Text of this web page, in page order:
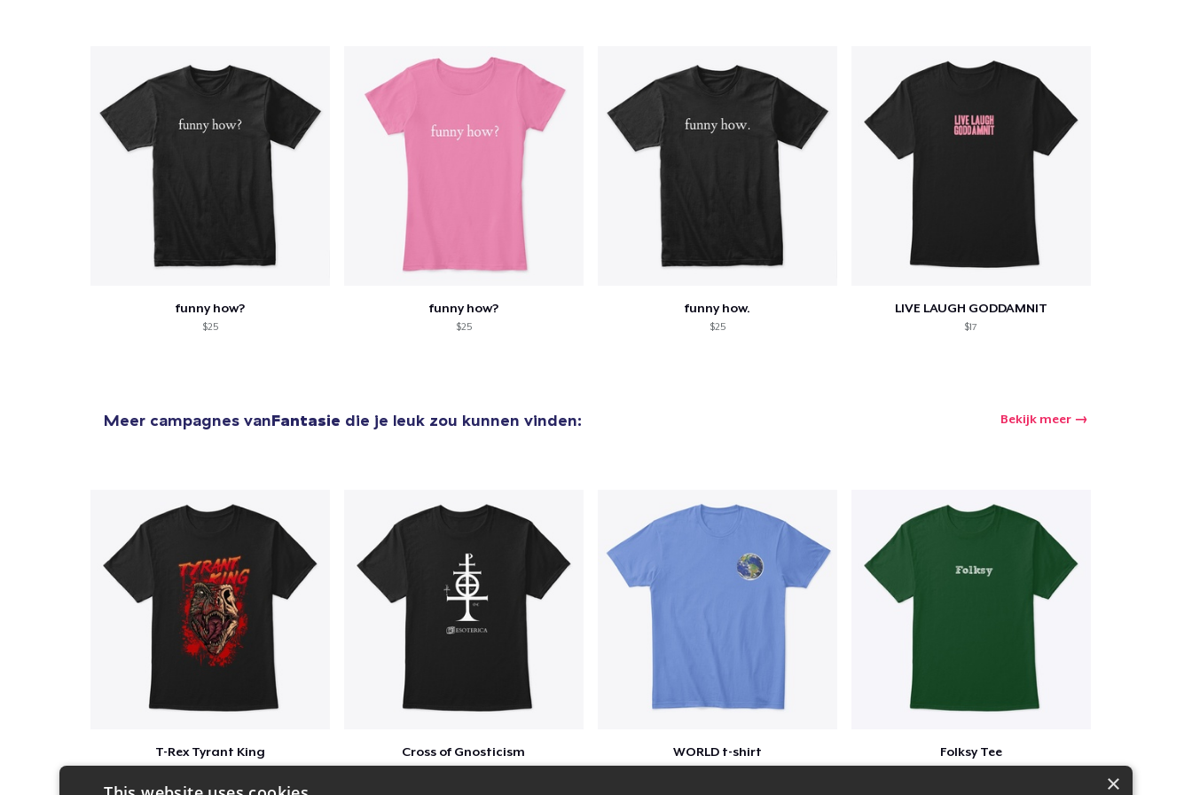
funny how?
$25
funny how?
$25
funny how.
$25
LIVE LAUGH GODDAMNIT
$17
Meer campagnes vanFantasie die je leuk zou kunnen vinden: Bekijk meer
T-Rex Tyrant King Cross of Gnosticism WORLD t-shirt Folksy Tee
×